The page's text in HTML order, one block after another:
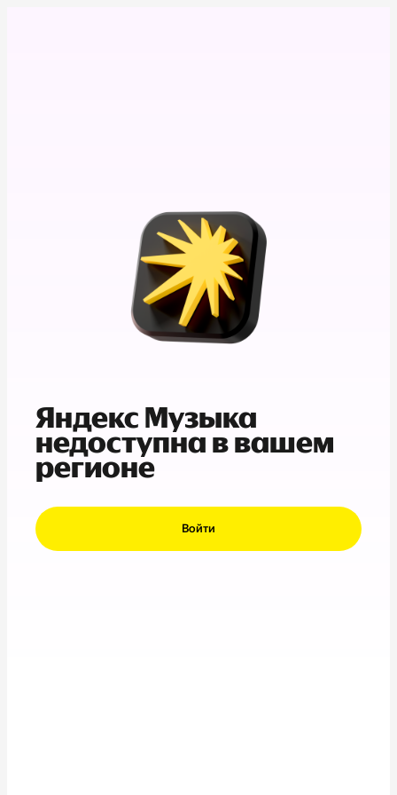
Яндекс Музыка
недоступна в вашем
регионе
Войти